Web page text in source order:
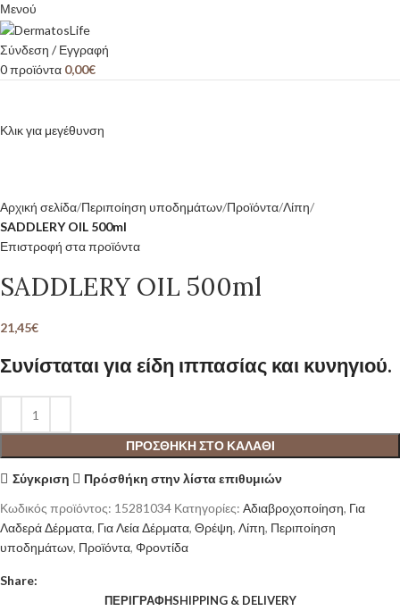
Μενού
Σύνδεση / Εγγραφή
0προϊόντα 0,00€
Κλικ για μεγέθυνση
Αρχική σελίδα Περιποίηση υποδημάτων Προϊόντα Λίπη
SADDLERY OIL 500ml
Επιστροφή στα προϊόντα
SADDLERY OIL 500ml
21,45€
Συνίσταται για είδη ιππασίας και κυνηγιού.
ΠΡΟΣΘΉΚΗ ΣΤΟ ΚΑΛΆΘΙ
Σύγκριση
Πρόσθήκη στην λίστα επιθυμιών
Κωδικός προϊόντος: 15281034 Κατηγορίες: Αδιαβροχοποίηση, Για
Λαδερά Δέρματα, Για Λεία Δέρματα, Θρέψη, Λίπη, Περιποίηση
υποδημάτων, Προϊόντα, Φροντίδα
Share:
ΠΕΡΙΓΡΑΦΉSHIPPING & DELIVERY